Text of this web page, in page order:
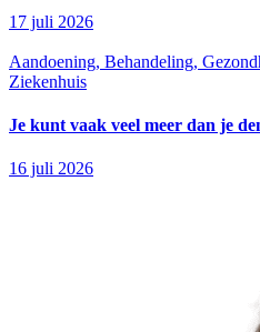
17 juli 2026
Aandoening, Behandeling,
Ziekenhuis
Je kunt vaak veel meer dan je
16 juli 2026